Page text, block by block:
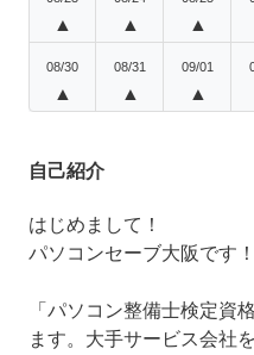
▲ ▲ ▲
08/30
▲
08/31
▲
09/01
▲
自己紹介
はじめまして！
パソコンセーブ大阪です！
「パソコン整備士検定資
ます。大手サービス会社